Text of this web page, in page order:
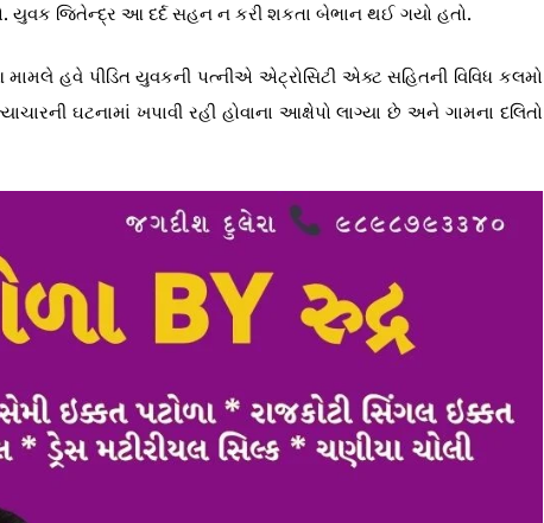
યુવક જિતેન્દ્ર આ દર્દ સહન ન કરી શકતા બેભાન થઈ ગયો હતો.
હવે પીડિત યુવકની પત્નીએ એટ્રોસિટી એક્ટ સહિતની વિવિધ કલમો
ઘટનામાં ખપાવી રહી હોવાના આક્ષેપો લાગ્યા છે અને ગામના દલિતો